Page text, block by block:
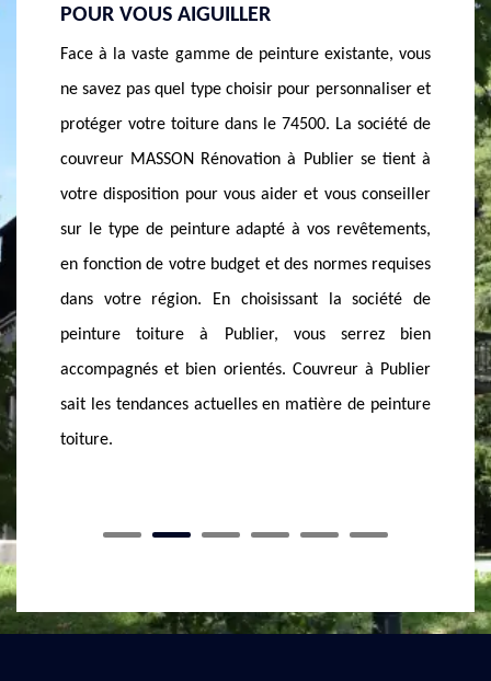
tient à
de
bien
Publier
PEINTURE SUR TUILE ET TOIT GRATUIT
Afin d’alléger vos charges et de vous aider à mieux
préparer votre projet peinture sur tuile et toit dans
le 74500, la société de couvreur MASSON
Rénovation à Publier vous établit un devis
totalement gratuit, à la fois personnalisé et
détaillé. Vous verrez dans ce devis peinture sur tuile
et toit gratuit à Publier, toutes les informations dont
vous aurez besoin pour bien réaliser votre projet.
Pour ce faire, il ne vous suffit que de remplir un
court formulaire sur le site de la société de
peinture sur tuile et toit à Publier.
À
dans
et toit
défiant